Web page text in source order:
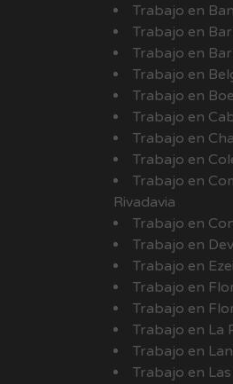
Trabajo en
Trabajo en
Trabajo en
Trabajo en
Trabajo en
Trabajo en
Trabajo en
Trabajo en
Trabajo en
Rivadavia
Trabajo en
Trabajo en
Trabajo en
Trabajo en
Trabajo en
Trabajo en La
Trabajo en
Trabajo en